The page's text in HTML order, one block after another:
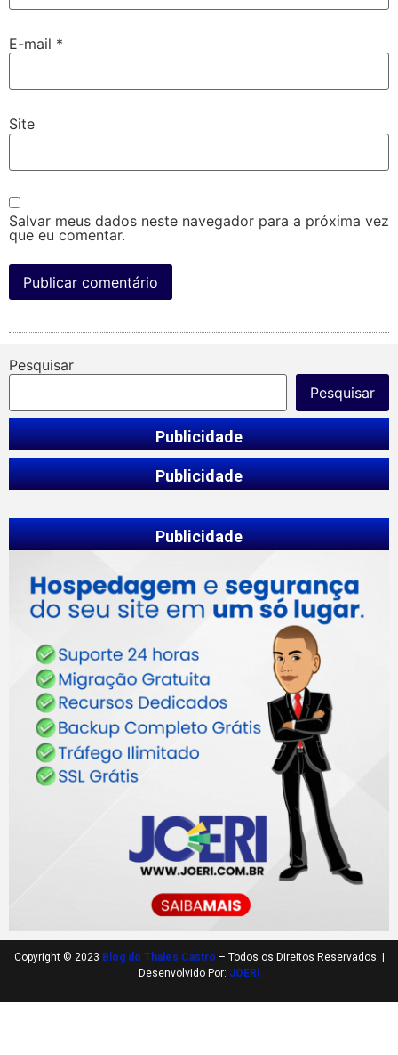
E-mail *
Site
Salvar meus dados neste navegador para a próxima vez
que eu comentar.
Pesquisar
Pesquisar
Publicidade
Publicidade
Publicidade
Copyright © 2023 Blog do Thales Castro – Todos os Direitos Reservados. |
Desenvolvido Por: JOERI